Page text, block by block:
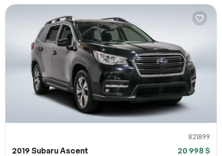
821899
2019 Subaru Ascent 20 998 $